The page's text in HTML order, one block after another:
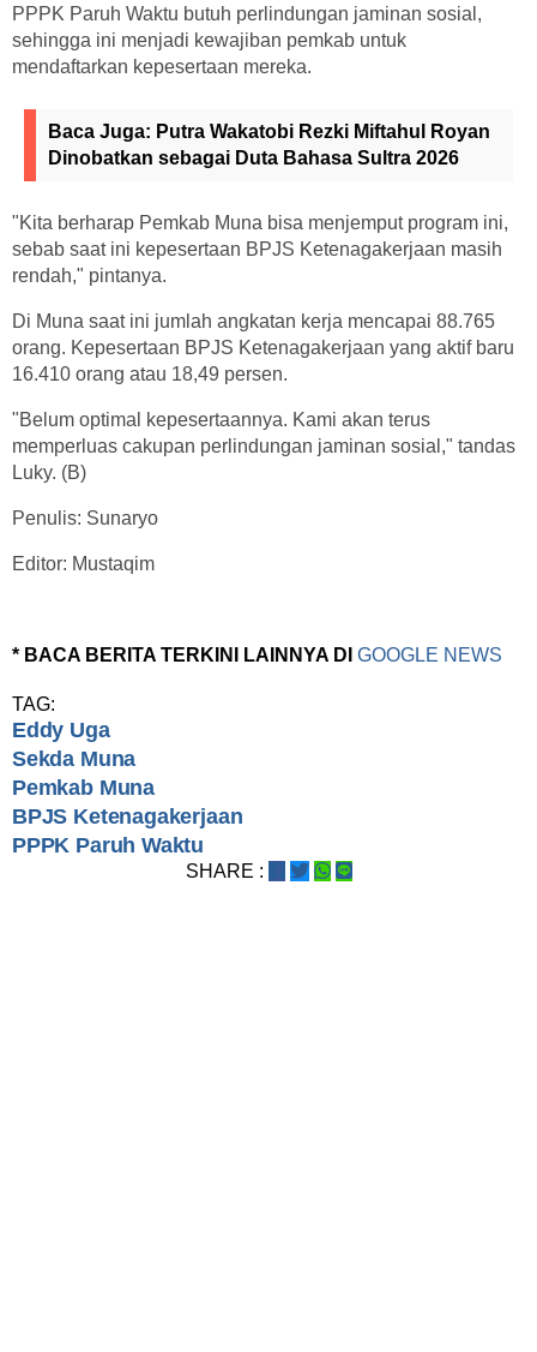
PPPK Paruh Waktu butuh perlindungan jaminan sosial,
sehingga ini menjadi kewajiban pemkab untuk
mendaftarkan kepesertaan mereka.
Baca Juga: Putra Wakatobi Rezki Miftahul Royan
Dinobatkan sebagai Duta Bahasa Sultra 2026
"Kita berharap Pemkab Muna bisa menjemput program ini,
sebab saat ini kepesertaan BPJS Ketenagakerjaan masih
rendah," pintanya.
Di Muna saat ini jumlah angkatan kerja mencapai 88.765
orang. Kepesertaan BPJS Ketenagakerjaan yang aktif baru
16.410 orang atau 18,49 persen.
"Belum optimal kepesertaannya. Kami akan terus
memperluas cakupan perlindungan jaminan sosial," tandas
Luky. (B)
Penulis: Sunaryo
Editor: Mustaqim
* BACA BERITA TERKINI LAINNYA DI GOOGLE NEWS
TAG:
Eddy Uga
Sekda Muna
Pemkab Muna
BPJS Ketenagakerjaan
PPPK Paruh Waktu
SHARE :